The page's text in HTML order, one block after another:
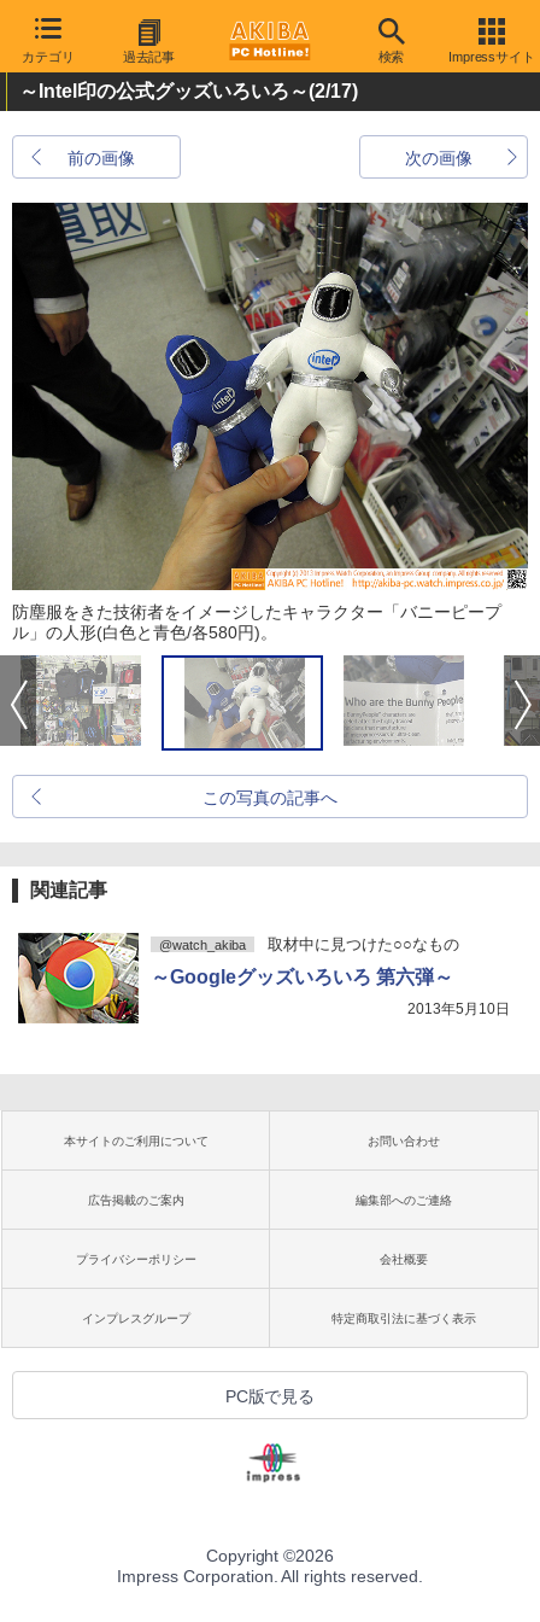
カテゴリ 過去記事 検索 Impressサイト
～Intel印の公式グッズいろいろ～(2/17)
前の画像 次の画像
防塵服をきた技術者をイメージしたキャラクター「バニーピープ
ル」の人形(白色と青色/各580円)。
この写真の記事へ
関連記事
@watch_akiba 取材中に見つけた○○なもの
～Googleグッズいろいろ 第六弾～
2013年5月10日
本サイトのご利用について お問い合わせ
広告掲載のご案内 編集部へのご連絡
プライバシーポリシー 会社概要
インプレスグループ 特定商取引法に基づく表示
PC版で見る
Copyright ©2026
Impress Corporation. All rights reserved.